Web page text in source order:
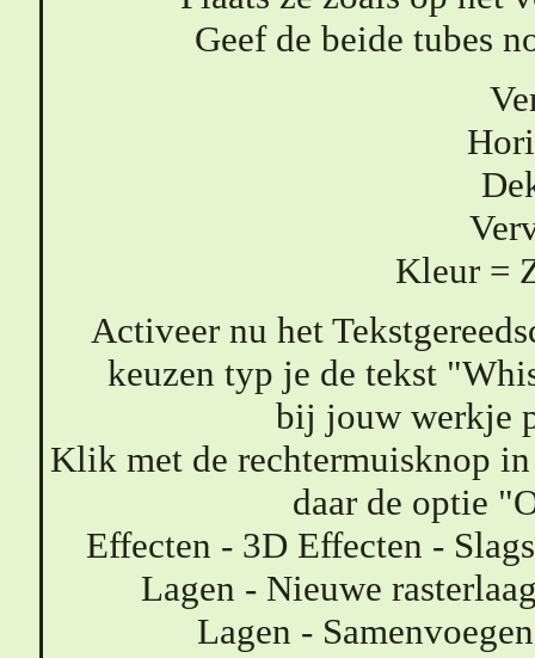
Geef de beide tubes
Kleur =
Activeer nu het
keuzen typ je de tekst
bij jouw werkje
Klik met de rechtermuisknop
daar de optie
Effecten - 3D Effecten -
Lagen - Nieuwe
Lagen -